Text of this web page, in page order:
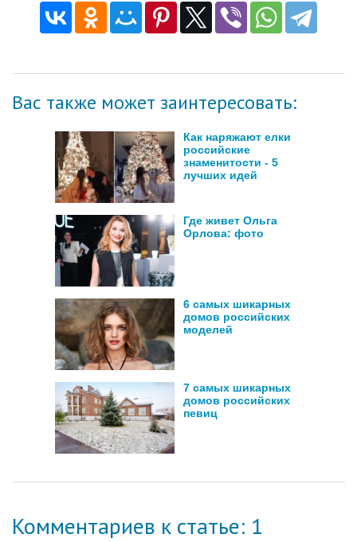
Вас также может заинтересовать:
Как наряжают елки
российские
знаменитости - 5
лучших идей
Где живет Ольга
Орлова: фото
6 самых шикарных
домов российских
моделей
7 самых шикарных
домов российских
певиц
Комментариев к статье: 1